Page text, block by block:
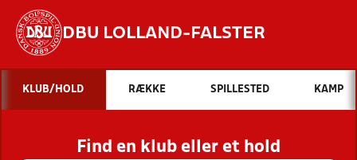
DBU LOLLAND-FALSTER
Hvad vil du søge efter?
INDHOLD OG NYHEDER
STILLINGER, RESULTATER, KLUBBER OG
KLUB/HOLD RÆKKE SPILLESTED KAMP
Find en klub eller et hold